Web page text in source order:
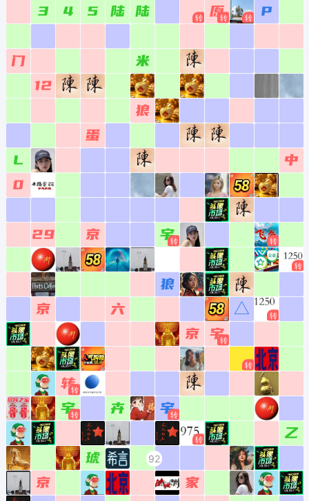
5074
3 5174
4 5274
5 5374
陆 5474
陆 5674 5774
原 5874 5974
P
4976
门 5476
米 5676
5077
12 5177 5277 5477 5677
5478
狼 5578
5279
蛋 5679 5779
4980
L 5080 5480 6080
中
4981
0 5081 5581 5781 5881 5981
5782 5882
5083
29 5283
京 5583
宇 5683 5983
5084 5184 5284 5384 5484 5784 5984 6084
5085 5585
狼 5685 5785 5885
5086
京 5386
六 5786 5886
△ 5986
4987 5187 5587 5687
京 5787
宇
5088 5188 5288 5688 5888 5988
5089 5189
转 5289 5689 5989
4990 5090 5190
宇 5390
卉 5490 5590
宇 5990
4991 5091 5291 5391 5591 5691 5791 6091
乙
4992 5192 5292
琥 5392 5492925592 5892 5992
4993 5093
京 5293 5393 5593 5693
家 5893 5993 6093